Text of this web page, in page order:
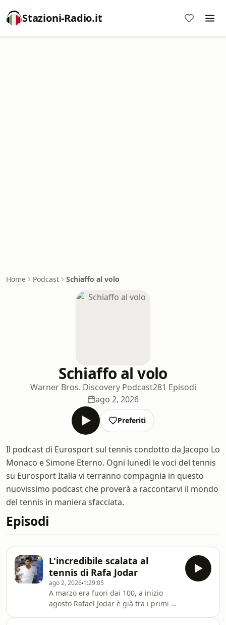
Stazioni-Radio.it
Home Podcast Schiaffo al volo
Schiaffo al volo
Warner Bros. Discovery Podcast281 Episodi
ago 2, 2026
Preferiti
Il podcast di Eurosport sul tennis condotto da Jacopo Lo
Monaco e Simone Eterno. Ogni lunedì le voci del tennis
su Eurosport Italia vi terranno compagnia in questo
nuovissimo podcast che proverà a raccontarvi il mondo
del tennis in maniera sfacciata.
Episodi
L'incredibile scalata al
tennis di Rafa Jodar
ago 2, 2026 1:29:05
A marzo era fuori dai 100, a inizio
agosto Rafael Jodar è già tra i primi 15